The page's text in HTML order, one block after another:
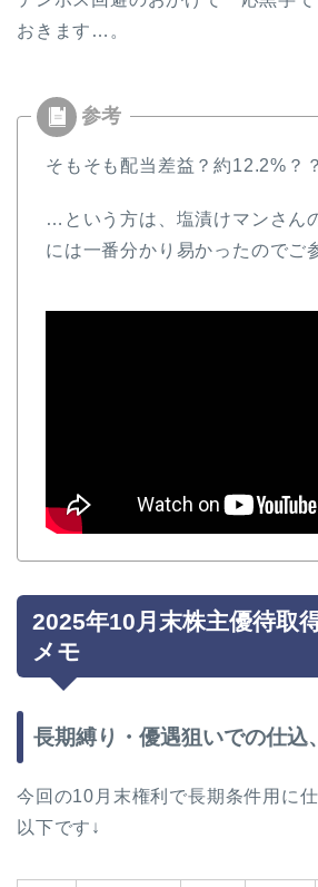
おきます…。
そもそも配当差益？約12.2%？？
…という方は、塩漬けマンさん
には一番分かり易かったのでご
2025年10月末株主優待取
メモ
長期縛り・優遇狙いでの仕込
今回の10月末権利で長期条件用に
以下です↓